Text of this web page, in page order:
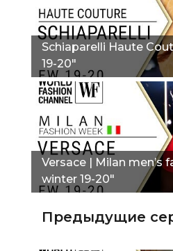
Schiaparelli Haute
19-20"
Versace | Milan men’s
winter 19-20"
Предыдущие